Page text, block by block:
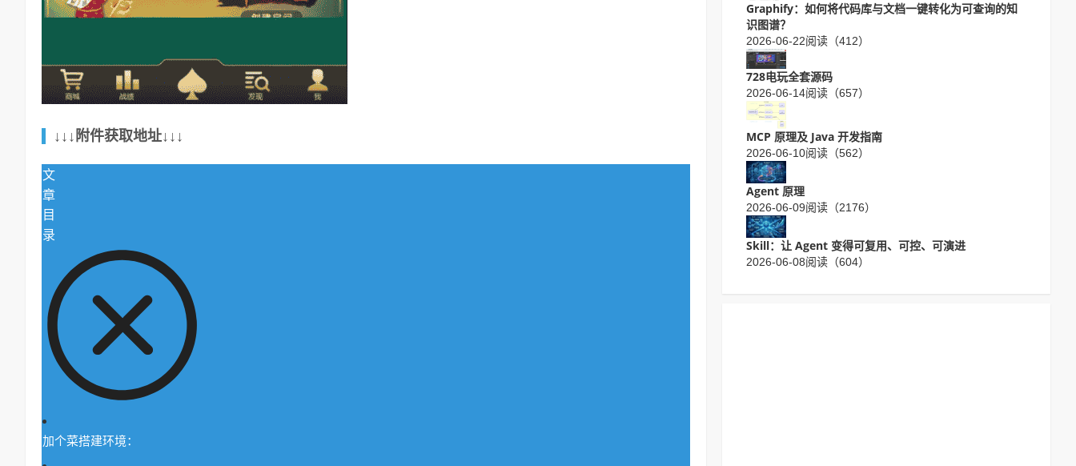
↓↓↓附件获取地址↓↓↓
文
章
目
录
加个菜搭建环境：
Graphify：如何将代码库与文档一键转化为可查询的知
识图谱？
2026-06-22阅读（412）
728电玩全套源码
2026-06-14阅读（657）
MCP 原理及 Java 开发指南
2026-06-10阅读（562）
Agent 原理
2026-06-09阅读（2176）
Skill：让 Agent 变得可复用、可控、可演进
2026-06-08阅读（604）